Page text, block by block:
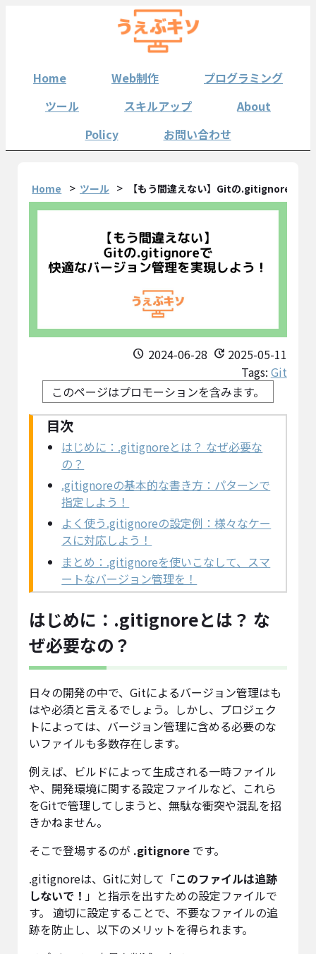
Home Web制作
プログラミング
ツール
スキルアップ
About
Policy
お問い合わせ
Home ツール 【もう間違えない】Gitの.gitignoreで快
schedule 2024-06-28 update 2025-05-11
Tags: Git
このページはプロモーションを含みます。
はじめに：.gitignoreとは？ なぜ必要な
の？
.gitignoreの基本的な書き方：パターンで
指定しよう！
よく使う.gitignoreの設定例：様々なケー
スに対応しよう！
まとめ：.gitignoreを使いこなして、スマ
ートなバージョン管理を！
はじめに：.gitignoreとは？ な
ぜ必要なの？
日々の開発の中で、Gitによるバージョン管理はも
はや必須と言えるでしょう。しかし、プロジェク
トによっては、バージョン管理に含める必要のな
いファイルも多数存在します。
例えば、ビルドによって生成される一時ファイル
や、開発環境に関する設定ファイルなど、これら
をGitで管理してしまうと、無駄な衝突や混乱を招
きかねません。
そこで登場するのが .gitignore です。
.gitignoreは、Gitに対して「このファイルは追跡
しないで！ 」と指示を出すための設定ファイルで
す。 適切に設定することで、不要なファイルの追
跡を防止し、以下のメリットを得られます。